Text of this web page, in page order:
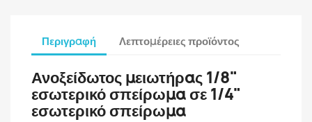
Περιγραφή Λεπτομέρειες προϊόντος
Ανοξείδωτος μειωτήρας 1/8"
εσωτερικό σπείρωμα σε 1/4"
εσωτερικό σπείρωμα